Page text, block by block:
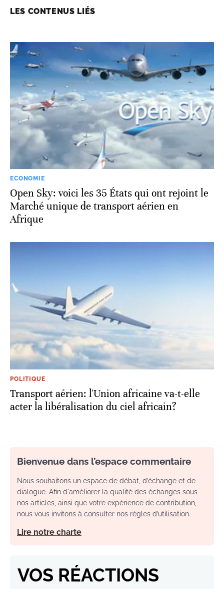
LES CONTENUS LIÉS
ECONOMIE
Open Sky: voici les 35 États qui ont rejoint le
Marché unique de transport aérien en
Afrique
POLITIQUE
Transport aérien: l'Union africaine va-t-elle
acter la libéralisation du ciel africain?
Bienvenue dans l’espace commentaire
Nous souhaitons un espace de débat, d’échange et de
dialogue. Afin d'améliorer la qualité des échanges sous
nos articles, ainsi que votre expérience de contribution,
nous vous invitons à consulter nos règles d’utilisation.
Lire notre charte
VOS RÉACTIONS